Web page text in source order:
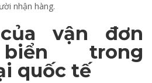
nhận hàng.
vận đơn
trong
quốc tế